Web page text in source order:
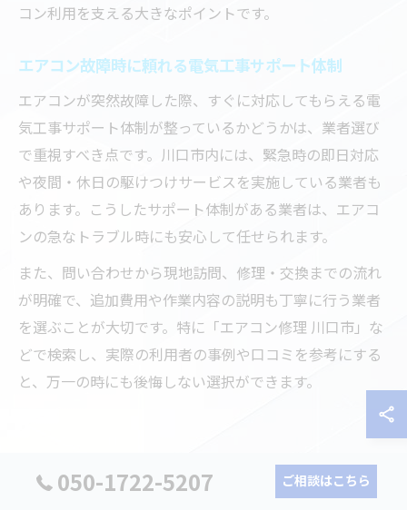
コン利用を支える大きなポイントです。
エアコン故障時に頼れる電気工事サポート体制
エアコンが突然故障した際、すぐに対応してもらえる電
気工事サポート体制が整っているかどうかは、業者選び
で重視すべき点です。川口市内には、緊急時の即日対応
や夜間・休日の駆けつけサービスを実施している業者も
あります。こうしたサポート体制がある業者は、エアコ
ンの急なトラブル時にも安心して任せられます。
また、問い合わせから現地訪問、修理・交換までの流れ
が明確で、追加費用や作業内容の説明も丁寧に行う業者
を選ぶことが大切です。特に「エアコン修理 川口市」な
どで検索し、実際の利用者の事例や口コミを参考にする
と、万一の時にも後悔しない選択ができます。
費用面も安心な電気工事ポイント解説
050-1722-5207 ご相談はこちら